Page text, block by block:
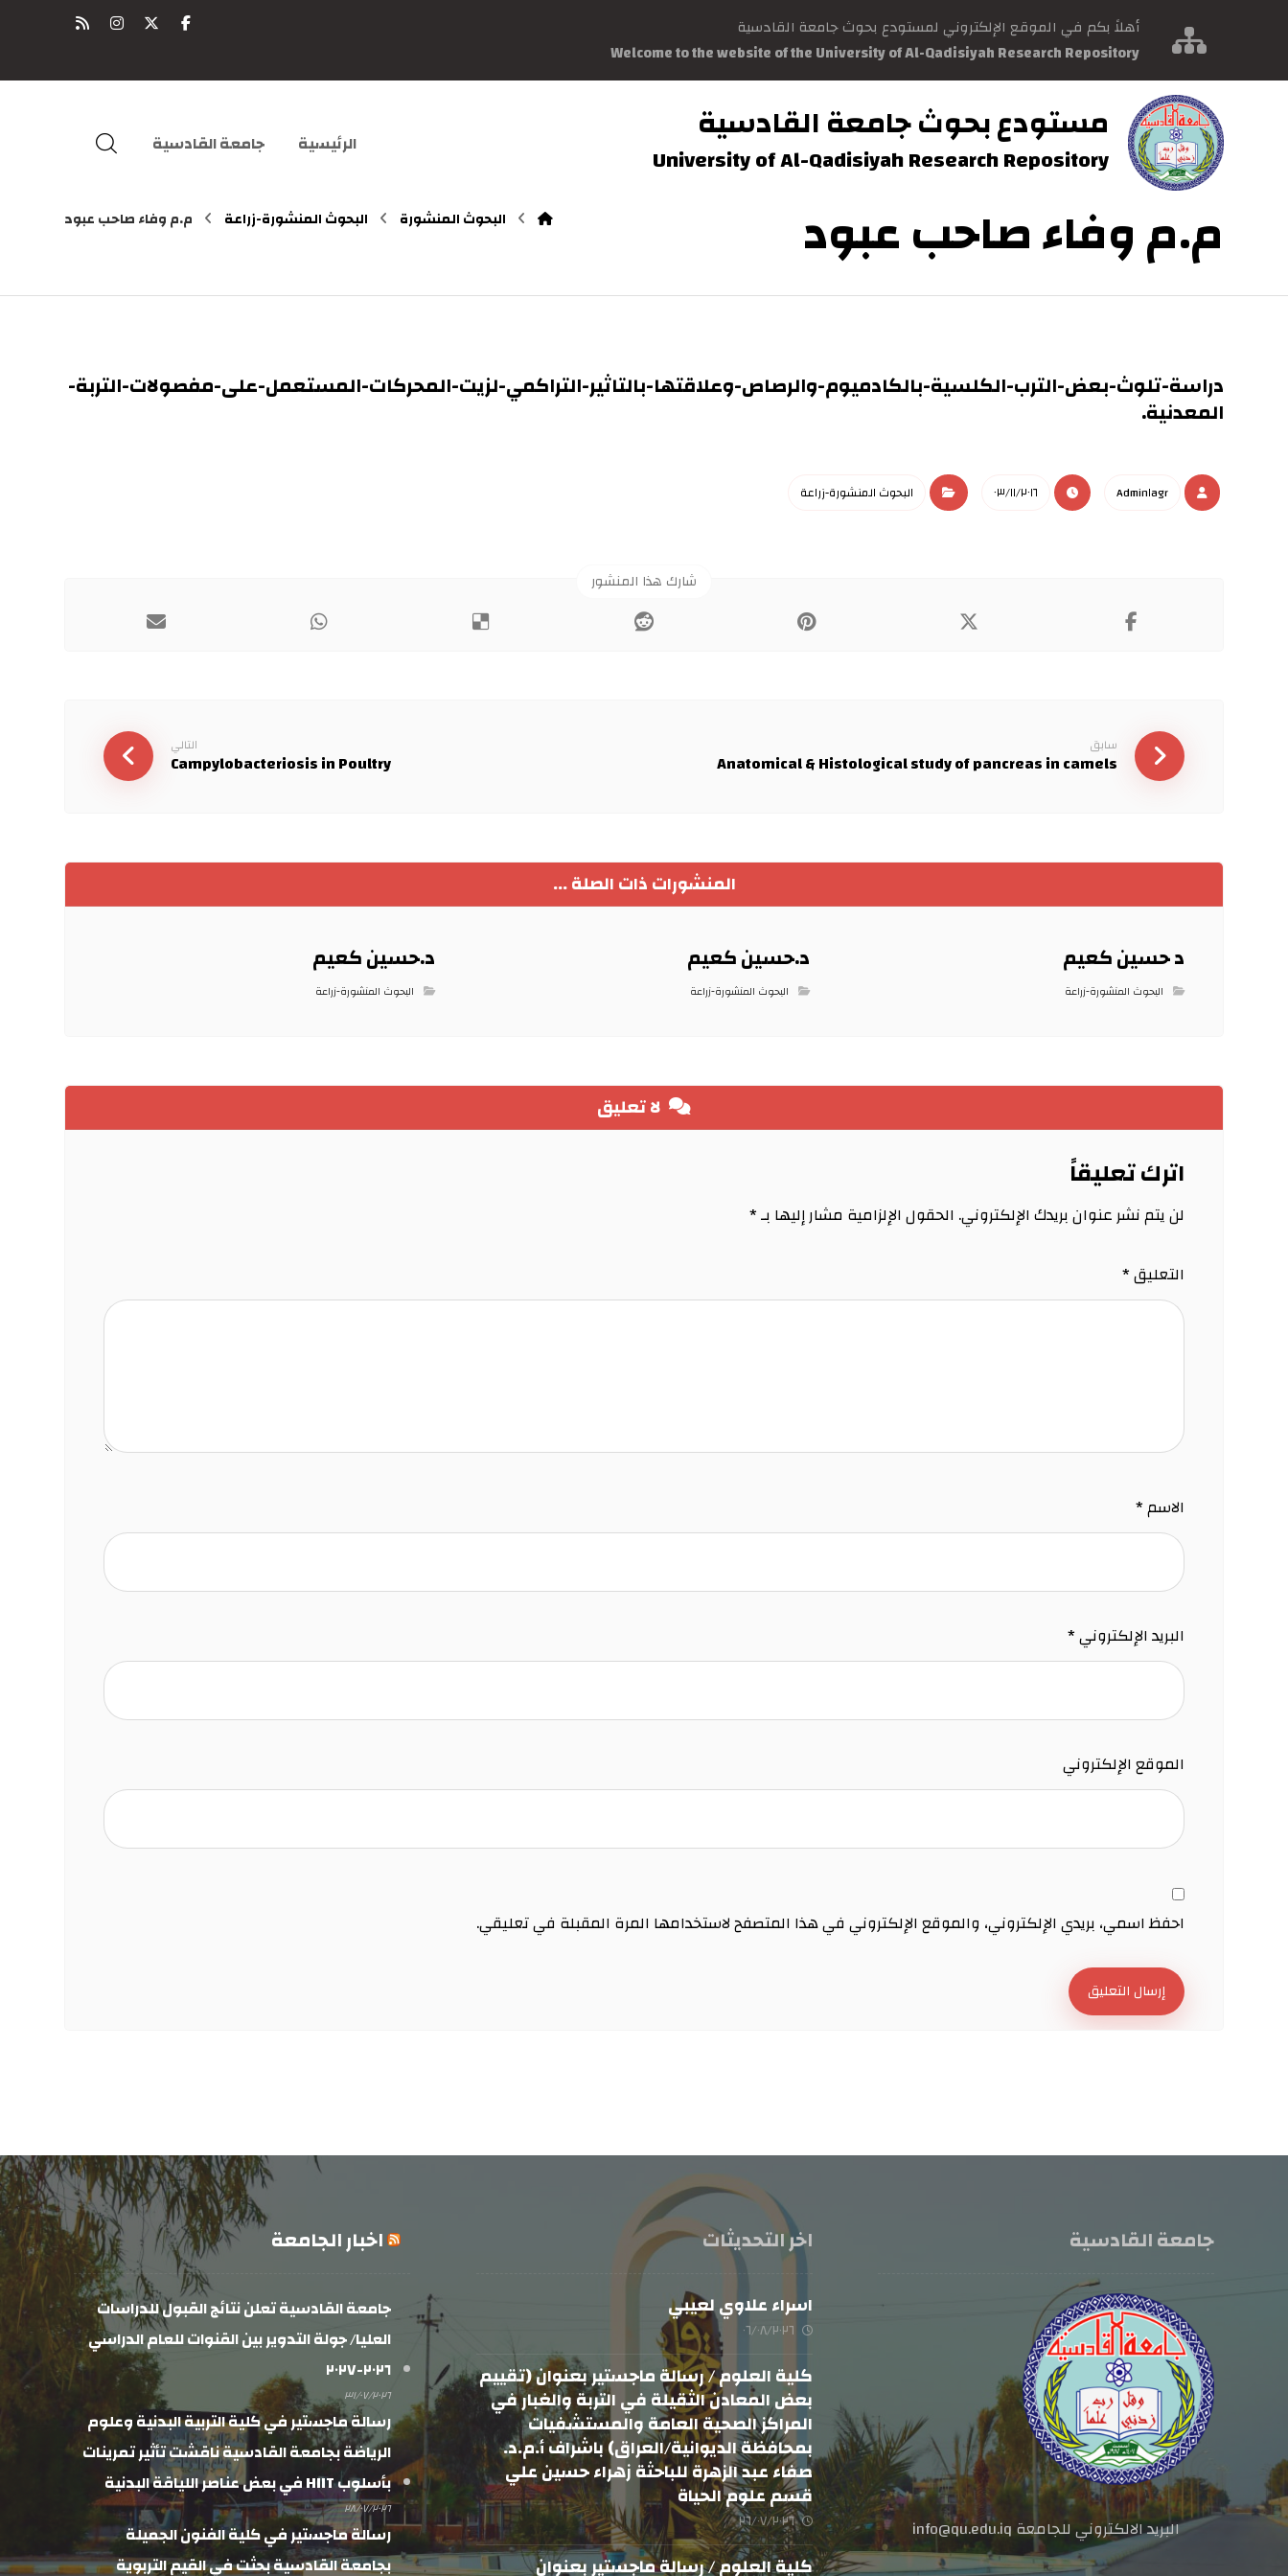
أهلاً بكم في الموقع الإلكتروني لمستودع بحوث جامعة القادسية
Welcome to the website of the University of Al-Qadisiyah Research Repository
مستودع بحوث جامعة القادسية
University of Al-Qadisiyah Research Repository الرئيسية جامعة القادسية
م.م وفاء صاحب عبود البحوث المنشورة البحوث المنشورة-زراعة م.م وفاء صاحب عبود
دراسة-تلوث-بعض-الترب-الكلسية-بالكادميوم-والرصاص-وعلاقتها-بالتاثير-التراكمي-لزيت-المحركات-المستعمل-على-مفصولات-التربة-
المعدنية.
Admin١agr ٠٣/١١/٢٠١٦ البحوث المنشورة-زراعة
سابق
Anatomical & Histological study of pancreas in camels
التالي
Campylobacteriosis in Poultry
المنشورات ذات الصلة ...
د حسين كعيم
البحوث المنشورة-زراعة
د.حسين كعيم
البحوث المنشورة-زراعة
د.حسين كعيم
البحوث المنشورة-زراعة
لا تعليق
اترك تعليقاً
لن يتم نشر عنوان بريدك الإلكتروني. الحقول الإلزامية مشار إليها بـ*
التعليق*
الاسم*
البريد الإلكتروني*
الموقع الإلكتروني
احفظ اسمي، بريدي الإلكتروني، والموقع الإلكتروني في هذا المتصفح لاستخدامها المرة المقبلة في تعليقي.
إرسال التعليق
جامعة القادسية
البريد الالكتروني للجامعة info@qu.edu.iq
اخر التحديثات
اسراء علاوي لعيبي
٠٦/٠٨/٢٠٢٦
كلية العلوم / رسالة ماجستير بعنوان (تقييم
بعض المعادن الثقيلة في التربة والغبار في
المراكز الصحية العامة والمستشفيات
بمحافظة الديوانية/العراق) باشراف أ.م.د.
صفاء عبد الزهرة للباحثة زهراء حسين علي
قسم علوم الحياة
٢٦/٠٧/٢٠٢٦
كلية العلوم / رسالة ماجستير بعنوان
اخبار الجامعة
جامعة القادسية تعلن نتائج القبول للدراسات
العليا/ جولة التدوير بين القنوات للعام الدراسي
٢٠٢٦-٢٠٢٧
٣١/٠٧/٢٠٢٦
رسالة ماجستير في كلية التربية البدنية وعلوم
الرياضة بجامعة القادسية ناقشت تأثير تمرينات
بأسلوب HIIT في بعض عناصر اللياقة البدنية
٢٨/٠٧/٢٠٢٦
رسالة ماجستير في كلية الفنون الجميلة
بجامعة القادسية بحثت في القيم التربوية